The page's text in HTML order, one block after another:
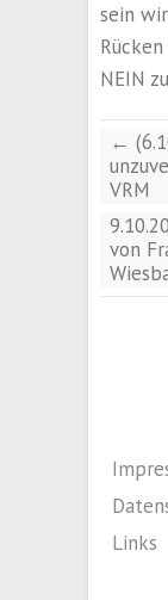
sein
NEIN
←
VRM
von
Links